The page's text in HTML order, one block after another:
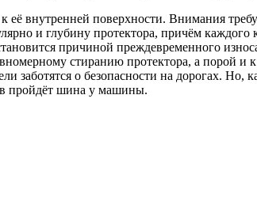
внутренней поверхности. Внимания
и глубину протектора, причём
причиной преждевременного
стиранию протектора, а порой и
заботятся о безопасности на дорогах.
пройдёт шина у машины.